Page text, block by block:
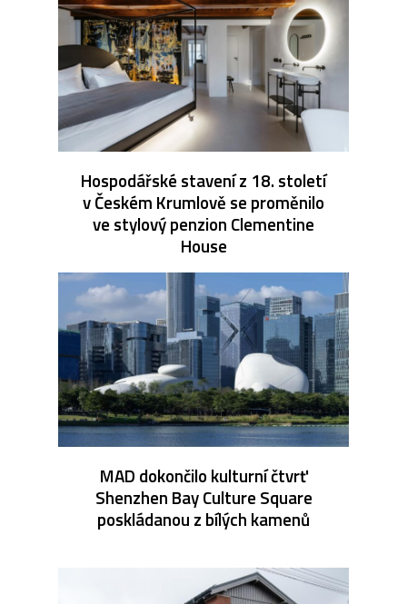
Hospodářské stavení z 18. století
v Českém Krumlově se proměnilo
ve stylový penzion Clementine
House
MAD dokončilo kulturní čtvrť
Shenzhen Bay Culture Square
poskládanou z bílých kamenů